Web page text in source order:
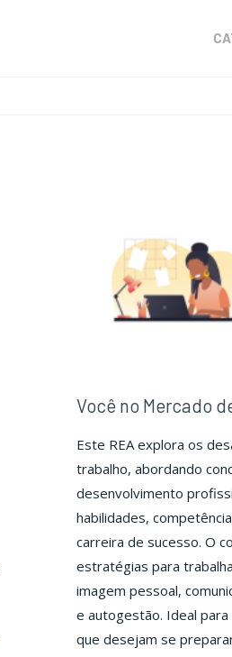
Você no Mercado
Este REA explora os
trabalho, abordando
desenvolvimento
habilidades,
carreira de sucesso. O
estratégias para
imagem pessoal,
e autogestão. Ideal
que desejam se